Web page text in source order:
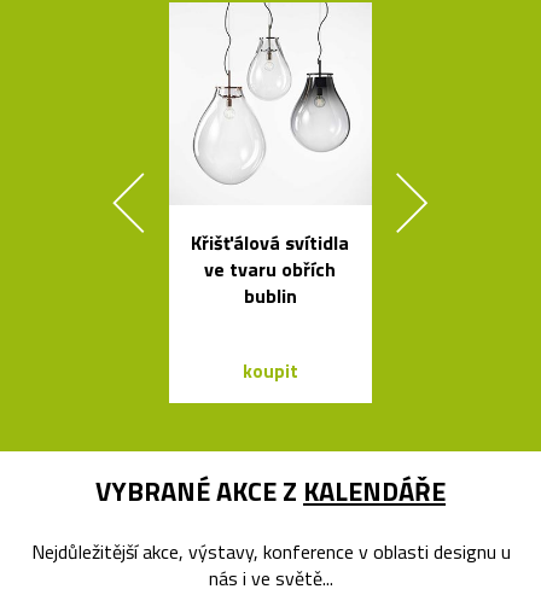
Křišťálová svítidla
ve tvaru obřích
bublin
koupit
VYBRANÉ AKCE Z KALENDÁŘE
Nejdůležitější akce, výstavy, konference v oblasti designu u
nás i ve světě...